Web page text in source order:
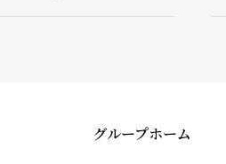
グループホーム